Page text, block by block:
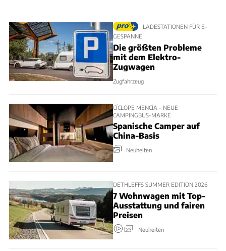
LADESTATIONEN FÜR E-
GESPANNE
Die größten Probleme
mit dem Elektro-
Zugwagen
Zugfahrzeug
CÍCLOPE MENCÍA – NEUE
CAMPINGBUS-MARKE
Spanische Camper auf
China-Basis
Neuheiten
DETHLEFFS SUMMER EDITION 2026
7 Wohnwagen mit Top-
Ausstattung und fairen
Preisen
Neuheiten